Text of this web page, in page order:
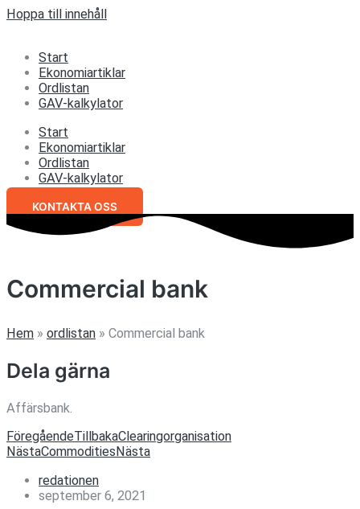
Hoppa till innehåll
Start
Ekonomiartiklar
Ordlistan
GAV-kalkylator
Start
Ekonomiartiklar
Ordlistan
GAV-kalkylator
KONTAKTA OSS
Commercial bank
Hem » ordlistan » Commercial bank
Dela gärna
Affärsbank.
FöregåendeTillbakaClearingorganisation
NästaCommoditiesNästa
redationen
september 6, 2021